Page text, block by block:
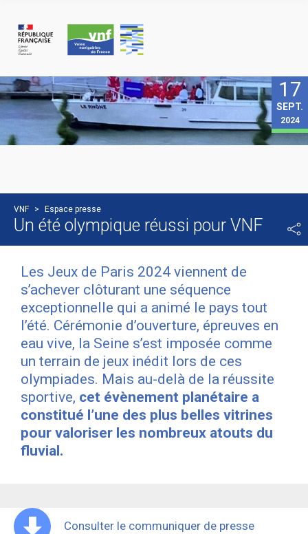
17
SEPT.
2024
VNF > Espace presse
Un été olympique réussi pour VNF
Les Jeux de Paris 2024 viennent de
s’achever clôturant une séquence
exceptionnelle qui a animé le pays tout
l’été. Cérémonie d’ouverture, épreuves en
eau vive, la Seine s’est imposée comme
un terrain de jeux inédit lors de ces
olympiades. Mais au-delà de la réussite
sportive, cet évènement planétaire a
constitué l’une des plus belles vitrines
pour valoriser les nombreux atouts du
fluvial.
Consulter le communiquer de presse